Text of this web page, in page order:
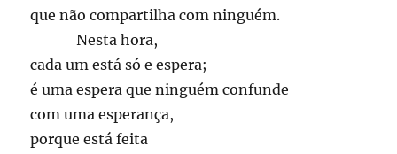
que não compartilha com ninguém.
____Nesta hora,
cada um está só e espera;
é uma espera que ninguém confunde
com uma esperança,
porque está feita